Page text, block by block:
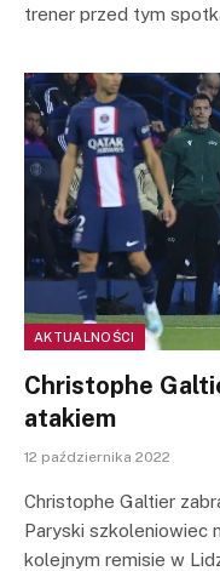
trener przed tym
AKTUALNOŚCI
Christophe
atakiem
12 października 2022
Christophe Galtier
Paryski szkoleniowiec
kolejnym remisie w